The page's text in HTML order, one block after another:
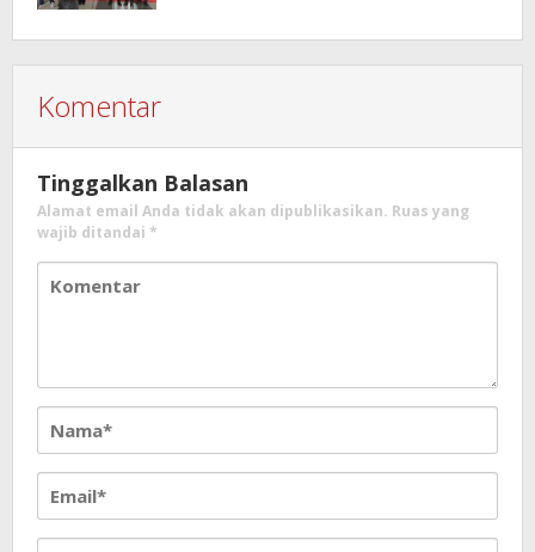
Komentar
Tinggalkan Balasan
Alamat email Anda tidak akan dipublikasikan. Ruas yang
wajib ditandai *